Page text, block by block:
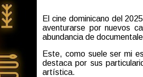
El cine dominicano del
aventurarse por nuevos
abundancia de
Este, como suele ser mi
destaca por sus
artística.